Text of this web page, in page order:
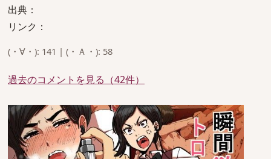
出典：
リンク：
(・∀・): 141 | (・Ａ・): 58
過去のコメントを見る（42件）